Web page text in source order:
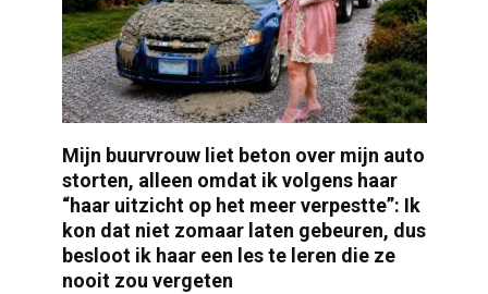
Mijn buurvrouw liet beton over mijn auto
storten, alleen omdat ik volgens haar
“haar uitzicht op het meer verpestte”: Ik
kon dat niet zomaar laten gebeuren, dus
besloot ik haar een les te leren die ze
nooit zou vergeten